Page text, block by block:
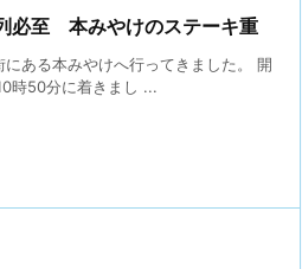
必至 本みやけのステーキ重
にある本みやけへ行ってきました。 開
時50分に着きまし ...